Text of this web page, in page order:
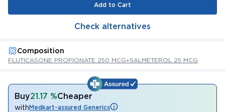
Add to Cart
Check alternatives
Composition
FLUTICASONE PROPIONATE 250 MCG+SALMETEROL 25 MCG
Buy21.17 %Cheaper
withMedkart-assured Generics